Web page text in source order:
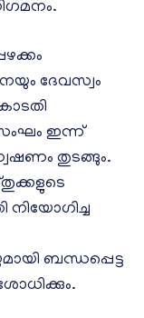
ദേവസ്വം
ഇന്ന്
തുടങ്ങും.
ബന്ധപ്പെട്ട